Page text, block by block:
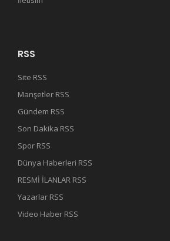
RSS
Site RSS
Manşetler RSS
Gündem RSS
Son Dakika RSS
Spor RSS
Dünya Haberleri RSS
RESMİ İLANLAR RSS
Yazarlar RSS
Video Haber RSS